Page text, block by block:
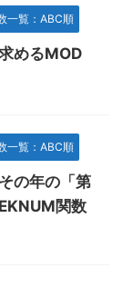
一覧：ABC順
めるMOD
一覧：ABC順
の年の「第
関数